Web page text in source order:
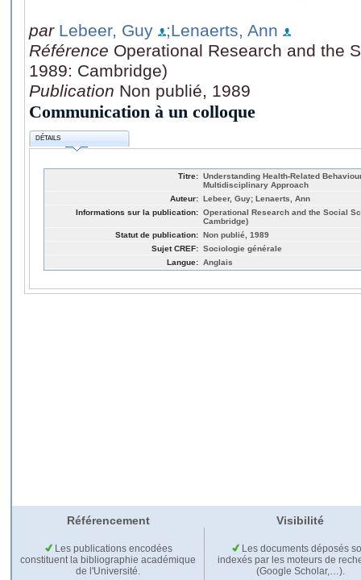
par Lebeer, Guy
;Lenaerts, Ann
Référence Operational Research and the
1989: Cambridge)
Publication Non publié, 1989
Communication à un colloque
DÉTAILS
Titre: Understanding Health-Related
Multidisciplinary Approach
Auteur: Lebeer, Guy; Lenaerts, Ann
Informations sur la publication: Operational Research and the Social
Cambridge)
Statut de publication: Non publié, 1989
Sujet CREF: Sociologie générale
Langue: Anglais
Référencement Visibilité
Les publications encodées
constituent la bibliographie académique
de l'Université.
Les documents déposés
indexés par les moteurs de
(Google Scholar,…).